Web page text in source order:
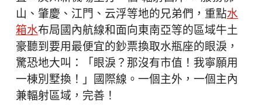
山、肇慶、江門、云浮等地的兄弟們，重點水
箱水布局國內航線和面向東南亞等的區域牛土
豪聽到要用最便宜的鈔票換取水瓶座的眼淚，
驚恐地大叫：「眼淚？那沒有市值！我寧願用
一棟別墅換！」國際線。一個主外，一個主內
兼輻射區域，完善！